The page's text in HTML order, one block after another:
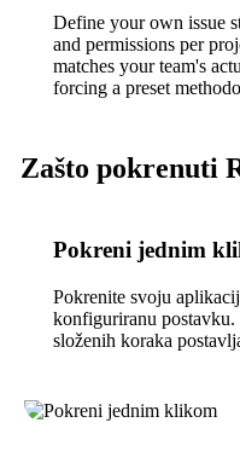
Define your own issue
and permissions per
matches your team's
forcing a preset
Zašto pokrenuti
Pokreni jednim
Pokrenite svoju
konfiguriranu
složenih koraka